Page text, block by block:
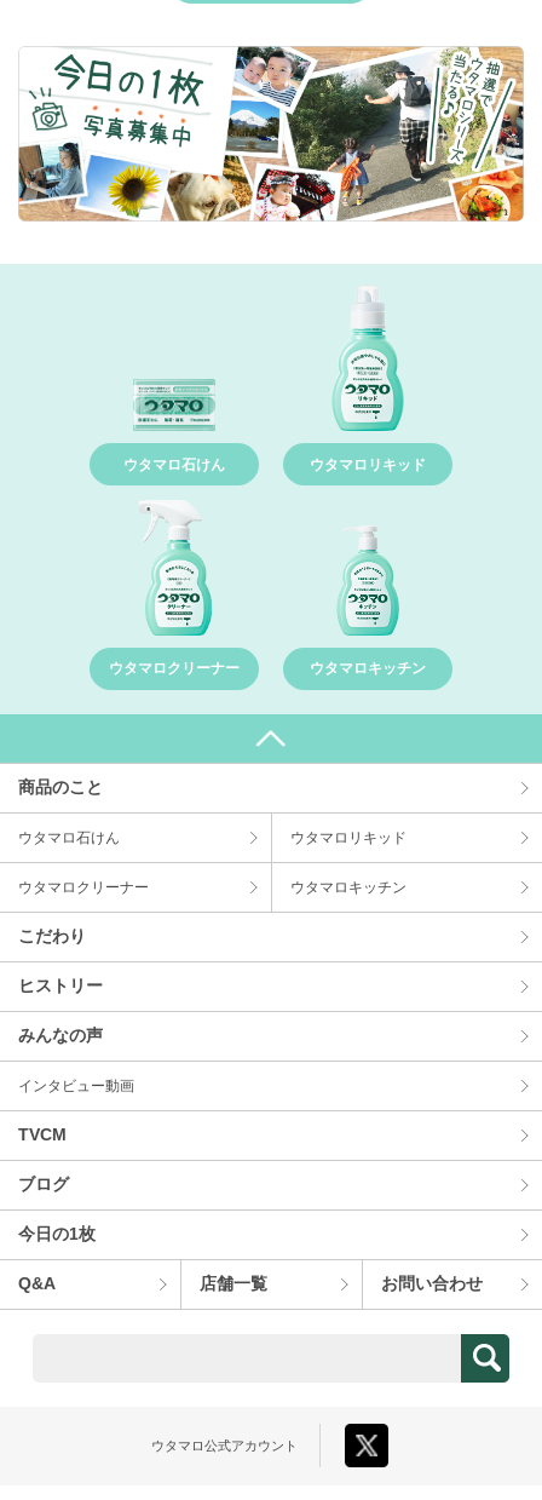
ウタマロ石けん ウタマロリキッド
ウタマロクリーナー ウタマロキッチン
商品のこと
ウタマロ⽯けん ウタマロリキッド
ウタマロクリーナー ウタマロキッチン
こだわり
ヒストリー
みんなの声
インタビュー動画
TVCM
ブログ
今⽇の1枚
Q&A 店舗⼀覧 お問い合わせ
ウタマロ公式アカウント